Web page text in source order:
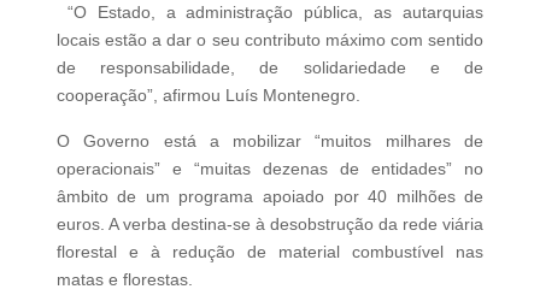
“O Estado, a administração pública, as autarquias
locais estão a dar o seu contributo máximo com sentido
de responsabilidade, de solidariedade e de
cooperação”, afirmou Luís Montenegro.
O Governo está a mobilizar “muitos milhares de
operacionais” e “muitas dezenas de entidades” no
âmbito de um programa apoiado por 40 milhões de
euros. A verba destina-se à desobstrução da rede viária
florestal e à redução de material combustível nas
matas e florestas.